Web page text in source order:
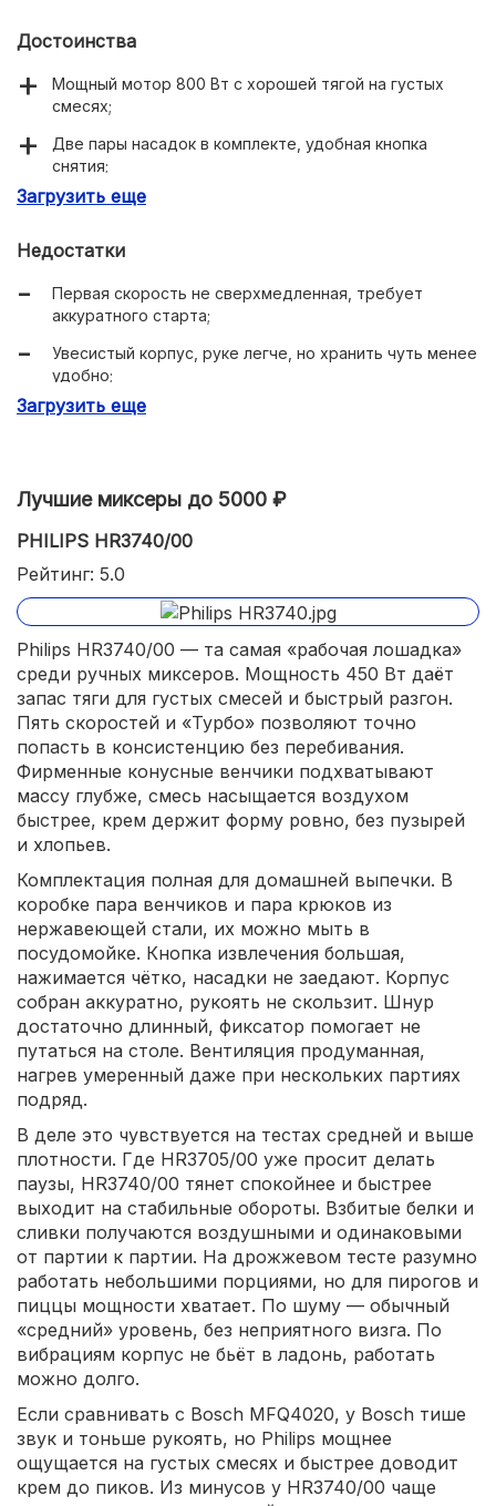
Достоинства
Мощный мотор 800 Вт с хорошей тягой на густых
смесях;
Две пары насадок в комплекте, удобная кнопка
снятия;
Стабильная работа без лишних вибраций,
Комбинированный корпус с металлическими
панелями, сборка добротная;
Защита от перегрева, разумная цена.
Загрузить еще
Недостатки
Первая скорость не сверхмедленная, требует
аккуратного старта;
Увесистый корпус, руке легче, но хранить чуть менее
удобно;
Нет «мягкого старта» и подсветки, минималистичный
Загрузить еще
Лучшие миксеры до 5000 ₽
PHILIPS HR3740/00
Рейтинг: 5.0
Philips HR3740/00 — та самая «рабочая лошадка»
среди ручных миксеров. Мощность 450 Вт даёт
запас тяги для густых смесей и быстрый разгон.
Пять скоростей и «Турбо» позволяют точно
попасть в консистенцию без перебивания.
Фирменные конусные венчики подхватывают
массу глубже, смесь насыщается воздухом
быстрее, крем держит форму ровно, без пузырей
и хлопьев.
Комплектация полная для домашней выпечки. В
коробке пара венчиков и пара крюков из
нержавеющей стали, их можно мыть в
посудомойке. Кнопка извлечения большая,
нажимается чётко, насадки не заедают. Корпус
собран аккуратно, рукоять не скользит. Шнур
достаточно длинный, фиксатор помогает не
путаться на столе. Вентиляция продуманная,
нагрев умеренный даже при нескольких партиях
подряд.
В деле это чувствуется на тестах средней и выше
плотности. Где HR3705/00 уже просит делать
паузы, HR3740/00 тянет спокойнее и быстрее
выходит на стабильные обороты. Взбитые белки и
сливки получаются воздушными и одинаковыми
от партии к партии. На дрожжевом тесте разумно
работать небольшими порциями, но для пирогов и
пиццы мощности хватает. По шуму — обычный
«средний» уровень, без неприятного визга. По
вибрациям корпус не бьёт в ладонь, работать
можно долго.
Если сравнивать с Bosch MFQ4020, у Bosch тише
звук и тоньше рукоять, но Philips мощнее
ощущается на густых смесях и быстрее доводит
крем до пиков. Из минусов у HR3740/00 чаще